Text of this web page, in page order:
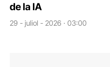
de la IA
29 - juliol - 2026 · 03:00